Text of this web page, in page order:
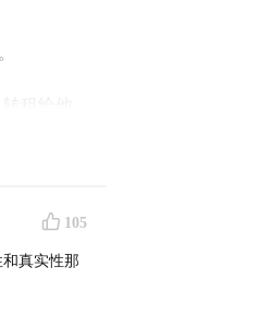
，之前是
目也不105
真实性那